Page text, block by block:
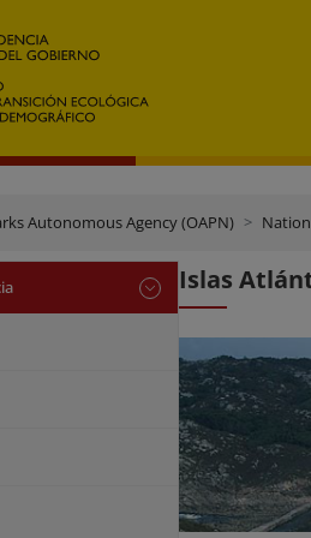
Autonomous Agency (OAPN)
Islas